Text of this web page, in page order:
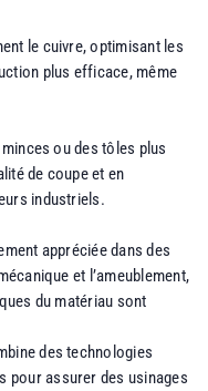
le cuivre, optimisant les
plus efficace, même
ou des tôles plus
de coupe et en
industriels.
appréciée dans des
et l’ameublement,
du matériau sont
des technologies
pour assurer des usinages